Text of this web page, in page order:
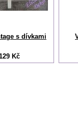
s dívkami
Kč